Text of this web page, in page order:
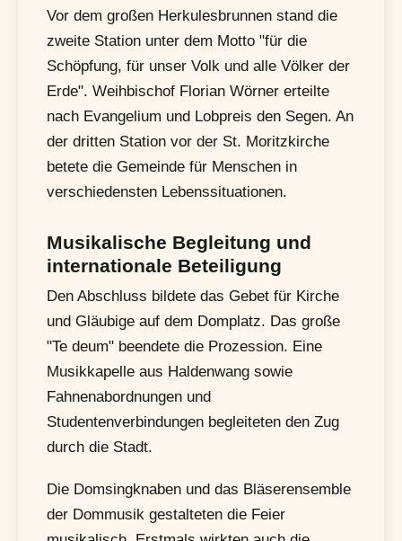
Vor dem großen Herkulesbrunnen stand die
zweite Station unter dem Motto "für die
Schöpfung, für unser Volk und alle Völker der
Erde". Weihbischof Florian Wörner erteilte
nach Evangelium und Lobpreis den Segen. An
der dritten Station vor der St. Moritzkirche
betete die Gemeinde für Menschen in
verschiedensten Lebenssituationen.
Musikalische Begleitung und
internationale Beteiligung
Den Abschluss bildete das Gebet für Kirche
und Gläubige auf dem Domplatz. Das große
"Te deum" beendete die Prozession. Eine
Musikkapelle aus Haldenwang sowie
Fahnenabordnungen und
Studentenverbindungen begleiteten den Zug
durch die Stadt.
Die Domsingknaben und das Bläserensemble
der Dommusik gestalteten die Feier